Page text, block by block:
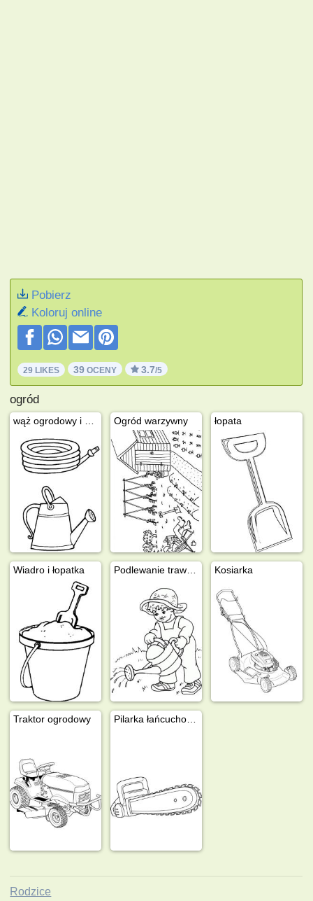
Pobierz
Koloruj online
29 LIKES 39 OCENY 3.7/5
ogród
Ogród warzywny łopata
Wiadro i łopatka Kosiarka
Traktor ogrodowy
Rodzice